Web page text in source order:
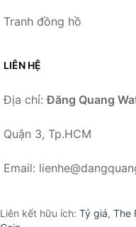
Tranh đồng hồ
LIÊN HỆ
Địa chỉ:Đăng Quang
Quận 3, Tp.HCM
Email:
Liên kết hữu ích: Tỷ giá, The